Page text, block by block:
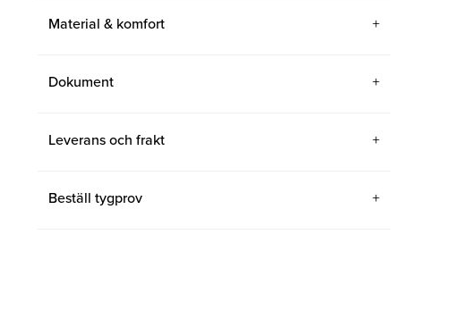
Material & komfort
Dokument
Leverans och frakt
Beställ tygprov